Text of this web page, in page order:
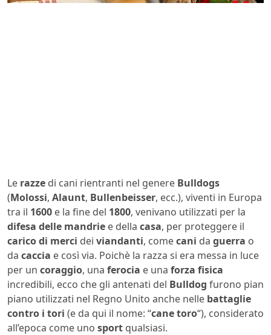
Le razze di cani rientranti nel genere Bulldogs
(Molossi, Alaunt, Bullenbeisser, ecc.), viventi in Europa
tra il 1600 e la fine del 1800, venivano utilizzati per la
difesa delle mandrie e della casa, per proteggere il
carico di merci dei viandanti, comecani da guerra o
da caccia e così via. Poichè la razza si era messa in luce
per un coraggio, una ferocia e una forza fisica
incredibili, ecco che gli antenati del Bulldog furono pian
piano utilizzati nel Regno Unito anche nelle battaglie
contro i tori (e da qui il nome: “cane toro“), considerato
all’epoca come uno sport qualsiasi.